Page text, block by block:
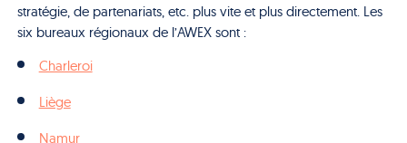
stratégie, de partenariats, etc. plus vite et plus directement. Les
six bureaux régionaux de l’AWEX sont :
Charleroi
Liège
Namur